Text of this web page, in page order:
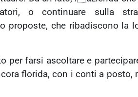
o continuare sulla
proposte, che ribadiscono la
per farsi ascoltare e
florida, con i conti a posto,